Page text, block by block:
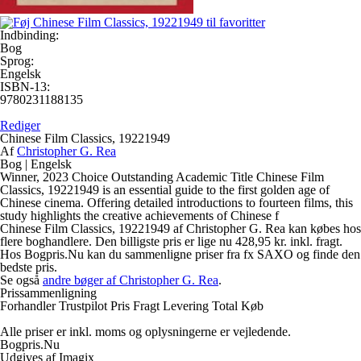
Indbinding:
Bog
Sprog:
Engelsk
ISBN-13:
9780231188135
Rediger
Chinese Film Classics, 19221949
AfChristopher G. Rea
Bog | Engelsk
Winner, 2023 Choice Outstanding Academic Title Chinese Film
Classics, 19221949 is an essential guide to the first golden age of
Chinese cinema. Offering detailed introductions to fourteen films, this
study highlights the creative achievements of Chinese f
Chinese Film Classics, 19221949 af Christopher G. Rea kan købes hos
flere boghandlere. Den billigste pris er lige nu 428,95 kr. inkl. fragt.
Hos Bogpris.Nu kan du sammenligne priser fra fx SAXO og finde den
bedste pris.
Se også andre bøger af Christopher G. Rea.
Prissammenligning
Forhandler Trustpilot Pris Fragt Levering Total Køb
Alle priser er inkl. moms og oplysningerne er vejledende.
Bogpris.Nu
Udgives af Imagix